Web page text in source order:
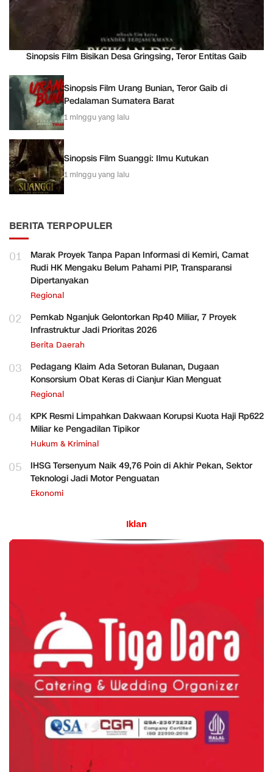
Sinopsis Film Bisikan Desa Gringsing, Teror Entitas Gaib
Sinopsis Film Urang Bunian, Teror Gaib di
Pedalaman Sumatera Barat
1 minggu yang lalu
Sinopsis Film Suanggi: Ilmu Kutukan
1 minggu yang lalu
BERITA TERPOPULER
01
Marak Proyek Tanpa Papan Informasi di Kemiri, Camat
Rudi HK Mengaku Belum Pahami PIP, Transparansi
Dipertanyakan
Regional
02
Pemkab Nganjuk Gelontorkan Rp40 Miliar, 7 Proyek
Infrastruktur Jadi Prioritas 2026
Berita Daerah
03
Pedagang Klaim Ada Setoran Bulanan, Dugaan
Konsorsium Obat Keras di Cianjur Kian Menguat
Regional
04
KPK Resmi Limpahkan Dakwaan Korupsi Kuota Haji Rp622
Miliar ke Pengadilan Tipikor
Hukum & Kriminal
05
IHSG Tersenyum Naik 49,76 Poin di Akhir Pekan, Sektor
Teknologi Jadi Motor Penguatan
Ekonomi
Iklan